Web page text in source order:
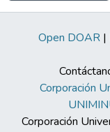
Open DOAR |
Corporación
Corporación